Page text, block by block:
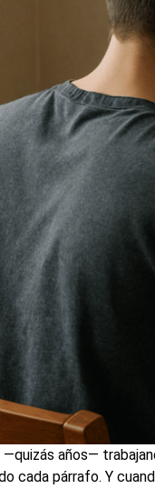
—quizás años—
cada párrafo. Y